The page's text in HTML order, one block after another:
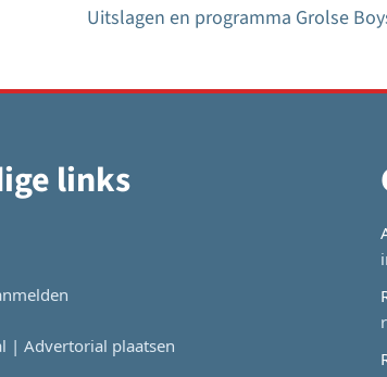
Uitslagen en programma Grolse
links
| Advertorial plaatsen